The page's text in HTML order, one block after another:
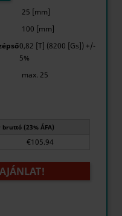
25 [mm]
100 [mm]
0,82 [T] (8200 [Gs]) +/-
5%
max. 25
bruttó (23% ÁFA)
€105.94